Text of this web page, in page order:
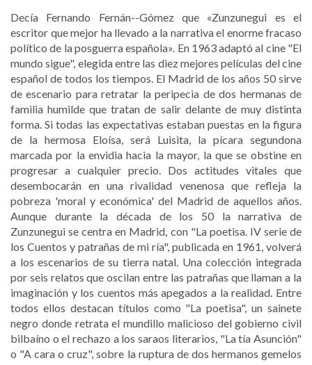
Decía Fernando Fernán--Gómez que «Zunzunegui es el
escritor que mejor ha llevado a la narrativa el enorme fracaso
político de la posguerra española». En 1963 adaptó al cine "El
mundo sigue", elegida entre las diez mejores películas del cine
español de todos los tiempos. El Madrid de los años 50 sirve
de escenario para retratar la peripecia de dos hermanas de
familia humilde que tratan de salir delante de muy distinta
forma. Si todas las expectativas estaban puestas en la figura
de la hermosa Eloísa, será Luisita, la pícara segundona
marcada por la envidia hacia la mayor, la que se obstine en
progresar a cualquier precio. Dos actitudes vitales que
desembocarán en una rivalidad venenosa que refleja la
pobreza 'moral y económica' del Madrid de aquellos años.
Aunque durante la década de los 50 la narrativa de
Zunzunegui se centra en Madrid, con "La poetisa. IV serie de
los Cuentos y patrañas de mi ría", publicada en 1961, volverá
a los escenarios de su tierra natal. Una colección integrada
por seis relatos que oscilan entre las patrañas que llaman a la
imaginación y los cuentos más apegados a la realidad. Entre
todos ellos destacan títulos como "La poetisa", un sainete
negro donde retrata el mundillo malicioso del gobierno civil
bilbaíno o el rechazo a los saraos literarios, "La tía Asunción"
o "A cara o cruz", sobre la ruptura de dos hermanos gemelos